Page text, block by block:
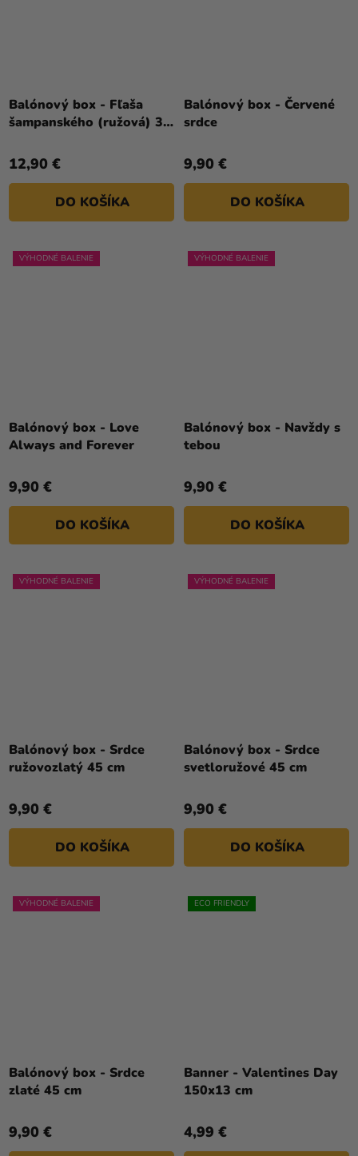
Balónový box - Fľaša
šampanského (ružová) 38
12,90 €
DO KOŠÍKA
Balónový box - Červené
srdce
9,90 €
DO KOŠÍKA
VÝHODNÉ BALENIE
Balónový box - Love
Always and Forever
9,90 €
DO KOŠÍKA
VÝHODNÉ BALENIE
Balónový box - Navždy s
tebou
9,90 €
DO KOŠÍKA
VÝHODNÉ BALENIE
Balónový box - Srdce
ružovozlatý 45 cm
9,90 €
DO KOŠÍKA
VÝHODNÉ BALENIE
Balónový box - Srdce
svetloružové 45 cm
9,90 €
DO KOŠÍKA
VÝHODNÉ BALENIE
Balónový box - Srdce
zlaté 45 cm
9,90 €
ECO FRIENDLY
Banner - Valentines Day
150x13 cm
4,99 €